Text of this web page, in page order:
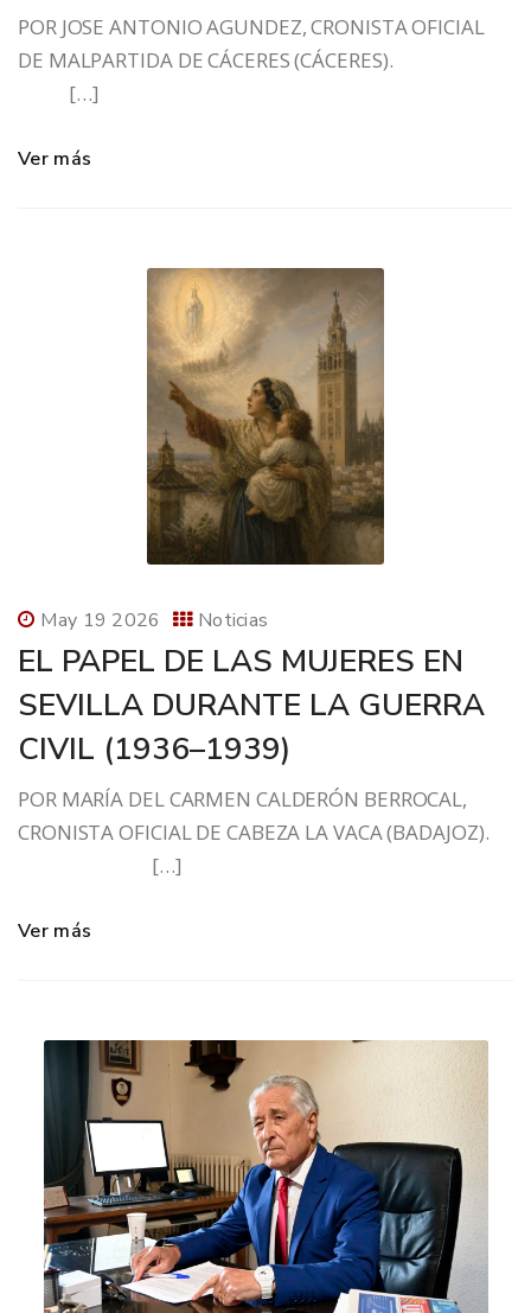
POR JOSE ANTONIO AGUNDEZ, CRONISTA OFICIAL
DE MALPARTIDA DE CÁCERES (CÁCERES).
[…]
Ver más
May 19 2026 Noticias
EL PAPEL DE LAS MUJERES EN
SEVILLA DURANTE LA GUERRA
CIVIL (1936–1939)
POR MARÍA DEL CARMEN CALDERÓN BERROCAL,
CRONISTA OFICIAL DE CABEZA LA VACA (BADAJOZ).
[…]
Ver más